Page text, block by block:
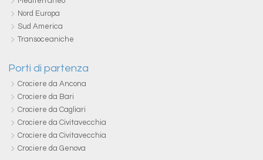
Nord Europa
Sud America
Transoceaniche
Porti di partenza
Crociere da Ancona
Crociere da Bari
Crociere da Cagliari
Crociere da Civitavecchia
Crociere da Civitavecchia
Crociere da Genova